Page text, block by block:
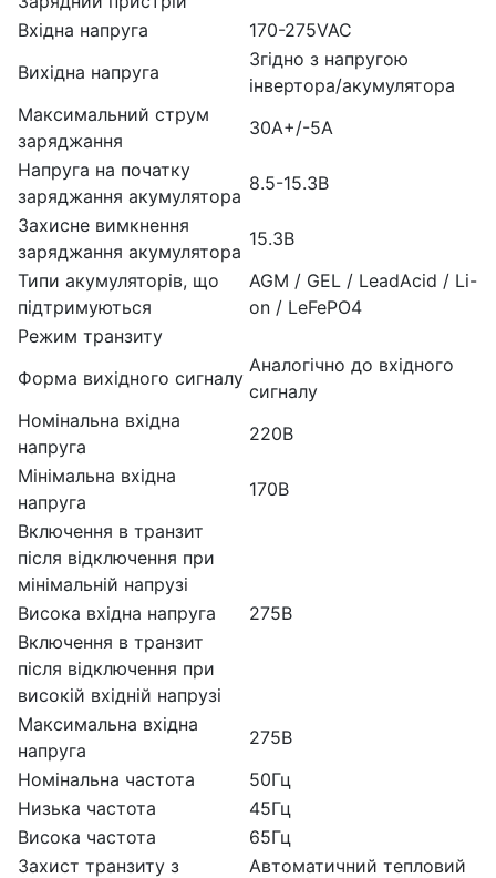
Вхідна напруга
170-275VAC
Вихідна напруга
Згідно з напругою
інвертора/акумулятора
Максимальний струм
заряджання
30А+/-5А
Напруга на початку
заряджання акумулятора
8.5-15.3В
Захисне вимкнення
заряджання акумулятора
15.3В
Типи акумуляторів, що
підтримуються
AGM / GEL / LeadAcid / Li-
on / LeFePO4
Режим транзиту
Форма вихідного сигналу
Аналогічно до вхідного
сигналу
Номінальна вхідна
напруга
220В
Мінімальна вхідна
напруга
170В
Включення в транзит
після відключення при
мінімальній напрузі
Висока вхідна напруга
275В
Включення в транзит
після відключення при
високій вхідній напрузі
Максимальна вхідна
напруга
275В
Номінальна частота
50Гц
Низька частота
45Гц
Висока частота
65Гц
Захист транзиту з
Автоматичний тепловий